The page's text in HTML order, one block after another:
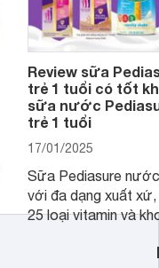
Review sữa
trẻ 1 tuổi có tốt
sữa nước
trẻ 1 tuổi
17/01/2025
Sữa Pediasure
với đa dạng xuất
25 loại vitamin và